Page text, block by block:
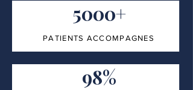
5000+
PATIENTS ACCOMPAGNES
98%